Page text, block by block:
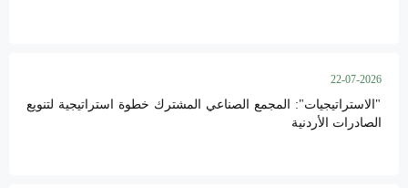
22-07-2026
"الاستراتيجيات": المجمع الصناعي المشترك خطوة استراتيجية لتنويع
الصادرات الأردنية